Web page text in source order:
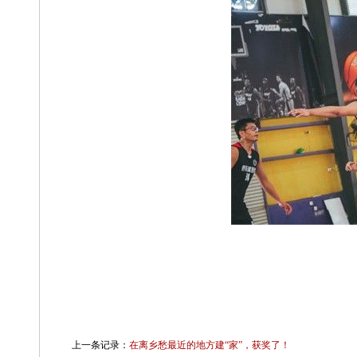
上一条记录： 在离乡愁最近的地方建“家”，获奖了！